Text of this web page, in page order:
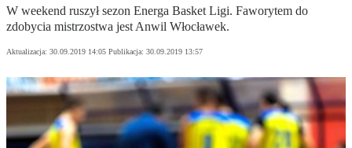
W weekend ruszył sezon Energa Basket Ligi. Faworytem do
zdobycia mistrzostwa jest Anwil Włocławek.
Aktualizacja: 30.09.2019 14:05 Publikacja: 30.09.2019 13:57